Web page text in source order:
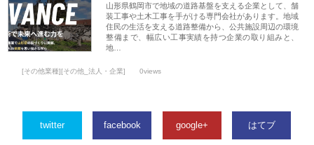
山形県鶴岡市で地域の道路基盤を支える企業として、舗
装工事や土木工事を手がける専門会社があります。地域
住民の生活を支える道路整備から、公共施設周辺の環境
整備まで、幅広い工事実績を持つ企業の取り組みと、
地…
[その他業種][その他_法人・企業] 0views
twitter facebook google+ はてブ